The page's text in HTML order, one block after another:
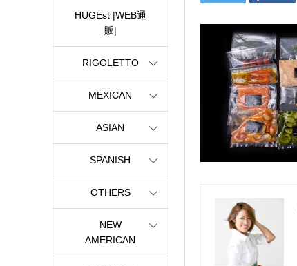
HUGEst |WEB通
販|
RIGOLETTO
MEXICAN
ASIAN
SPANISH
OTHERS
NEW
AMERICAN